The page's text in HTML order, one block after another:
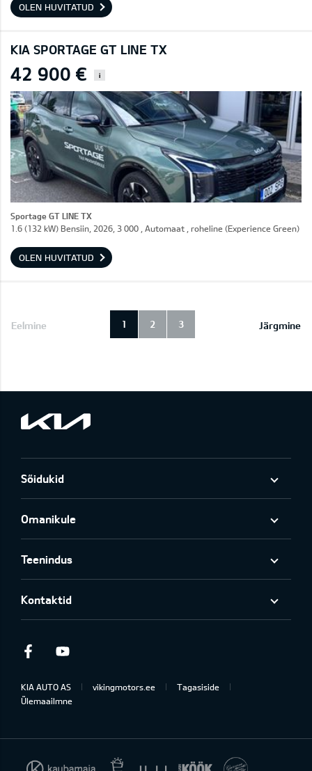
OLEN HUVITATUD
KIA SPORTAGE GT LINE TX
42 900 € i
Sportage GT LINE TX
1.6 (132 kW) Bensiin, 2026, 3 000 , Automaat , roheline (Experience Green)
OLEN HUVITATUD
Eelmine Järgmine
1 2 3
Sõidukid
Omanikule
Teenindus
Kontaktid
Facebook
KIA AUTO AS vikingmotors.ee
Tagasiside
Ülemaailmne